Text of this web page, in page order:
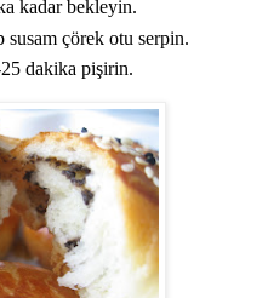
kadar bekleyin.
susam çörek otu serpin.
25 dakika pişirin.